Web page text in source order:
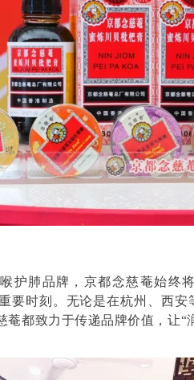
护肺品牌，京都念慈菴始终
要时刻。无论是在杭州、西
菴都致力于传递品牌价值，让“